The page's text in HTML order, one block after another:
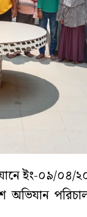
ইং-০৯/০৪/
অভিযান